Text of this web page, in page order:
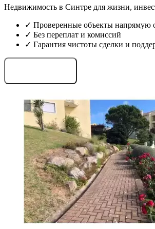
Недвижимость в Синтре для жизни,
✓ Проверенные объекты напрямую
✓ Без переплат и комиссий
✓ Гарантия чистоты сделки и